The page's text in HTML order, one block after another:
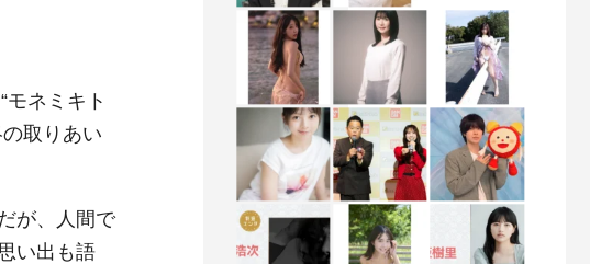
ネミキト
取りあい
が、人間で
い出も語